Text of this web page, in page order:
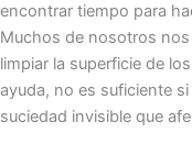
encontrar tiempo para
Muchos de nosotros
limpiar la superficie de
ayuda, no es suficiente
suciedad invisible que